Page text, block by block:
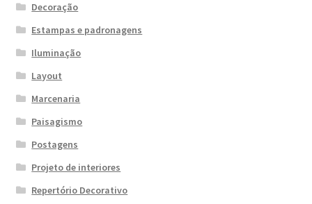
Decoração
Estampas e padronagens
Iluminação
Layout
Marcenaria
Paisagismo
Postagens
Projeto de interiores
Repertório Decorativo